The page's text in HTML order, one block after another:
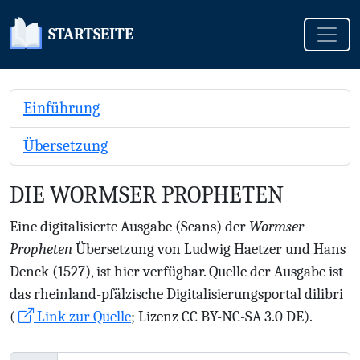
STARTSEITE
Einführung
Übersetzung
DIE WORMSER PROPHETEN
Eine digitalisierte Ausgabe (Scans) der Wormser
ProphetenÜbersetzung von Ludwig Haetzer und Hans
Denck (1527), ist hier verfügbar. Quelle der Ausgabe ist
das rheinland-pfälzische Digitalisierungsportal dilibri
(
Link zur Quelle; Lizenz CC BY-NC-SA 3.0 DE).